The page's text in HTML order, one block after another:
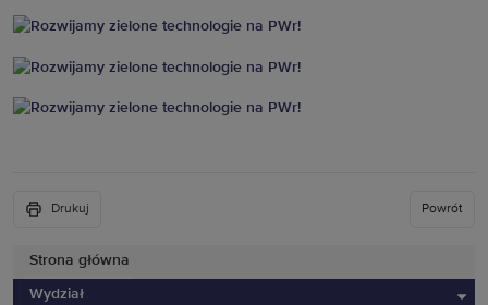
Strona główna
Wydział
Drukuj Powrót